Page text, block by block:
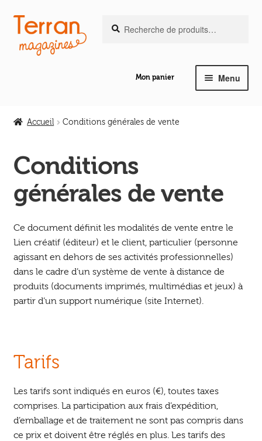
Aller
la
Aller
au
contenu
pour :
Mon panier Menu
Les ouvrages
enfant
Les outils
Ouvrir
le
menu
Jeux & DVD
le
Accueil Conditions générales de vente
Conditions
générales de vente
Ce document définit les modalités de vente entre le
Lien créatif (éditeur) et le client, particulier (personne
agissant en dehors de ses activités professionnelles)
dans le cadre d’un système de vente à distance de
produits (documents imprimés, multimédias et jeux) à
partir d’un support numérique (site Internet).
Tarifs
Les tarifs sont indiqués en euros (€), toutes taxes
comprises. La participation aux frais d’expédition,
d’emballage et de traitement ne sont pas compris dans
ce prix et doivent être réglés en plus. Les tarifs des